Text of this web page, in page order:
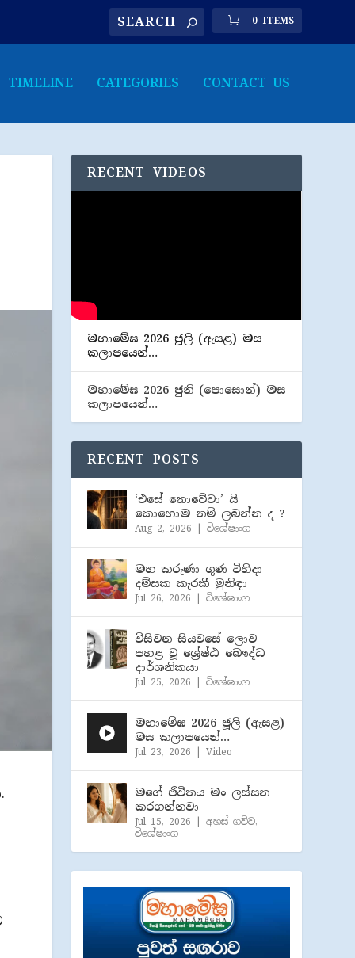
0 ITEMS
TIMELINE CATEGORIES CONTACT US
RECENT VIDEOS
මහාමේඝ 2026 ජූලි (​ඇසළ) මස
කලාපයෙන්…
මහාමේඝ 2026 ජුනි (​පොසොන්) මස
කලාපයෙන්…
RECENT POSTS
‘එසේ නොවේවා’ යි
කොහොම නම් ලබන්න ද ?
Aug 2, 2026 |විශේෂාංග
මහ කරුණා ගුණ විහිදා
දම්සක කැරකී මුනිඳා
Jul 26, 2026 |විශේෂාංග
විසිවන සියවසේ ලොව
පහළ වූ ශ්‍රේෂ්ඨ බෞද්ධ
දාර්ශනිකයා
Jul 25, 2026 |විශේෂාංග
මහාමේඝ 2026 ජූලි (​ඇසළ)
මස කලාපයෙන්…
Jul 23, 2026 |Video
මගේ ජීවිතය මං ලස්සන
කරගන්නවා
Jul 15, 2026 |අහස් ගව්ව,
විශේෂාංග